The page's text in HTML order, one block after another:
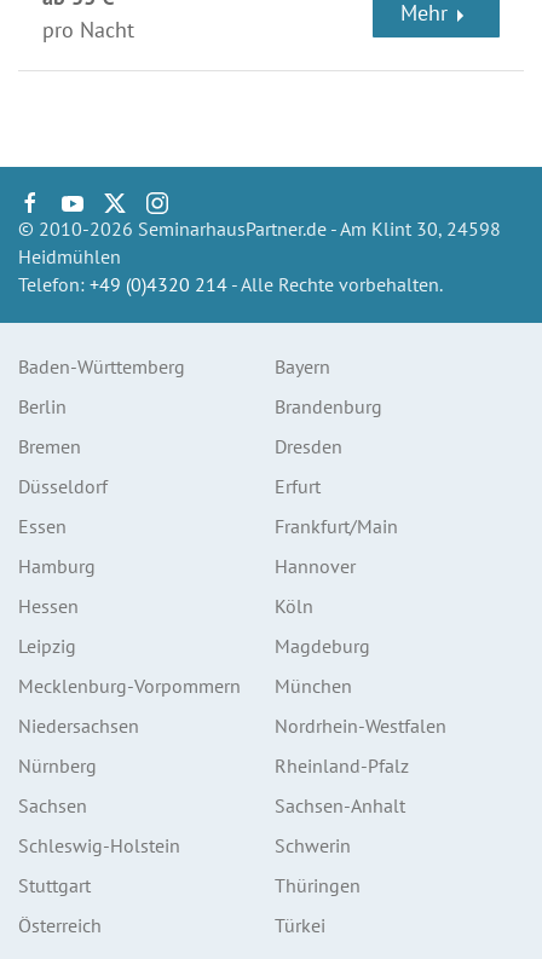
pro Nacht
Mehr
© 2010-2026 SeminarhausPartner.de - Am Klint 30, 24598
Heidmühlen
Telefon: +49 (0)4320 214 - Alle Rechte vorbehalten.
Baden-Württemberg
Bayern
Berlin
Brandenburg
Bremen
Dresden
Düsseldorf
Erfurt
Essen
Frankfurt/Main
Hamburg
Hannover
Hessen
Köln
Leipzig
Magdeburg
Mecklenburg-Vorpommern
München
Niedersachsen
Nordrhein-Westfalen
Nürnberg
Rheinland-Pfalz
Sachsen
Sachsen-Anhalt
Schleswig-Holstein
Schwerin
Stuttgart
Thüringen
Österreich
Türkei